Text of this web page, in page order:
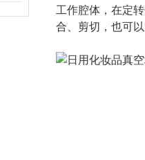
工作腔体，在定
合、剪切，也可